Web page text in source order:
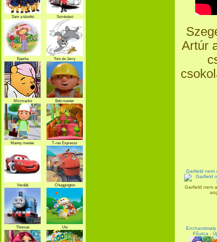
Artúr
Garfield nem
Garfield nem
Főutca -
Sam a tűzoltó
Szirénázó
szupercsapat
Eperke Tom és Jerry
Micimackó Bob mester
Manny mester T-rex Expressz
Verdák Chuggington
Thomas Uki